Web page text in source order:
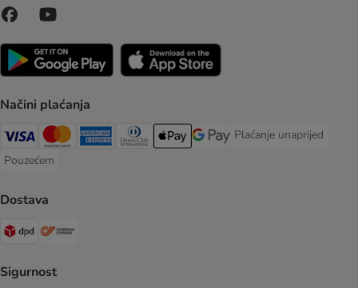
Načini plaćanja
Visa Payment Method
MasterCard Payment Method
American Express Payment Method
Diners Club Payment Method
Payment MethodGoogle pay Payment Method
Plaćanje unaprijed
Plaćanje unaprijed
Pouzećem
Pouzećem Payment Method
Dostava
DPD Shipping Method
Sigurnost